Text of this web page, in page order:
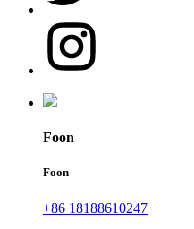
Foon
Foon
+86 18188610247